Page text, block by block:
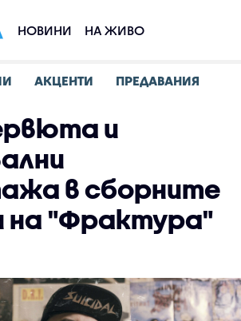
НОВИНИ НА ЖИВО
АКЦЕНТИ ПРЕДАВАНИЯ
и
в сборните
на "Фрактура"